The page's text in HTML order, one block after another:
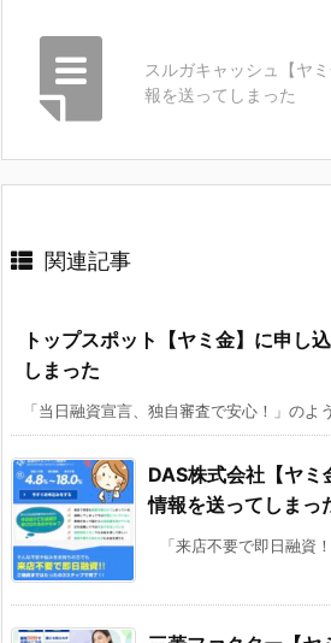
スルガキャッシュ【ヤ
報を送ってしまった
関連記事
トップスポット【ヤミ金】に申し
しまった
「当日融資宣言、独自審査で安心！」のよ
DAS株式会社【ヤミ
情報を送ってしまっ
「来店不要で即日融資